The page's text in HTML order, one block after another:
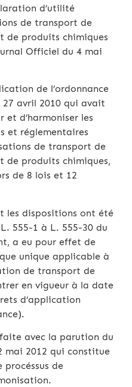
d’utilité
de transport de
de produits chimiques
Officiel du 4 mai
de l’ordonnance
27 avril 2010 qui avait
d’harmoniser les
et réglementaires
de transport de
de produits chimiques,
de 8 lois et 12
les dispositions ont été
555-1 à L. 555-30 du
a eu pour effet de
unique applicable à
de transport de
en vigueur à la date
d’application
faite avec la parution du
mai 2012 qui constitue
de